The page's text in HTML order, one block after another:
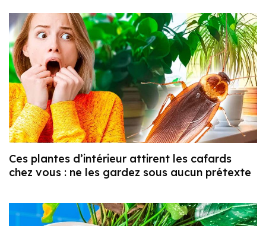
Ces plantes d’intérieur attirent les cafards
chez vous : ne les gardez sous aucun prétexte